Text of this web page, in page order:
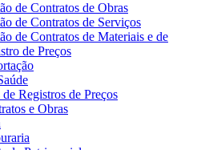
de Contratos de Obras
de Contratos de Serviços
de Contratos de Materiais e de
de Preços
de Registros de Preços
e Obras